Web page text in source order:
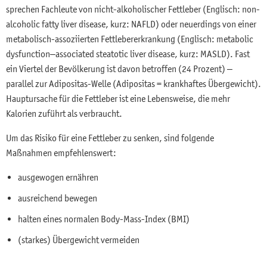
sprechen Fachleute von nicht-alkoholischer Fettleber (Englisch: non-
alcoholic fatty liver disease, kurz: NAFLD) oder neuerdings von einer
metabolisch-assoziierten Fettlebererkrankung (Englisch: metabolic
dysfunction–associated steatotic liver disease, kurz: MASLD). Fast
ein Viertel der Bevölkerung ist davon betroffen (24 Prozent) –
parallel zur Adipositas-Welle (Adipositas = krankhaftes Übergewicht).
Hauptursache für die Fettleber ist eine Lebensweise, die mehr
Kalorien zuführt als verbraucht.
Um das Risiko für eine Fettleber zu senken, sind folgende
Maßnahmen empfehlenswert:
ausgewogen ernähren
ausreichend bewegen
halten eines normalen Body-Mass-Index (BMI)
(starkes) Übergewicht vermeiden